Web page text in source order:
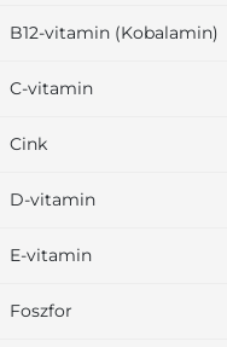
B12-vitamin (Kobalamin)
C-vitamin
Cink
D-vitamin
E-vitamin
Foszfor